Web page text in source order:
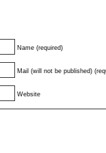
Name (required)
Mail (will not be published)
Website